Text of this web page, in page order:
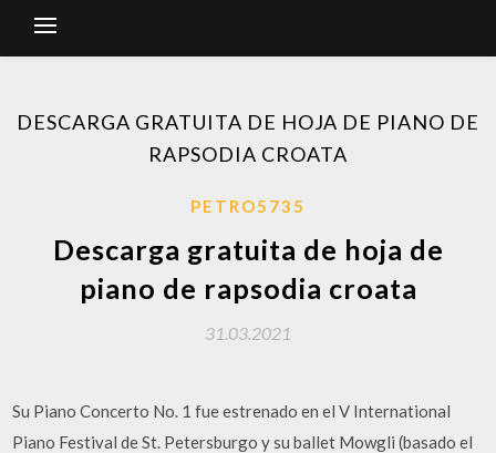
DESCARGA GRATUITA DE HOJA DE PIANO DE
RAPSODIA CROATA
PETRO5735
Descarga gratuita de hoja de
piano de rapsodia croata
31.03.2021
Su Piano Concerto No. 1 fue estrenado en el V International
Piano Festival de St. Petersburgo y su ballet Mowgli (basado el